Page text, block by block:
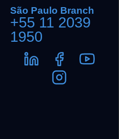
São Paulo Branch
+55 11 2039
1950